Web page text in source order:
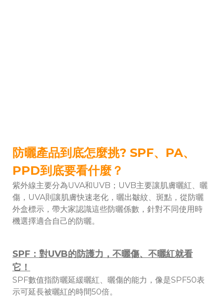
防曬產品到底怎麼挑? SPF、PA、
PPD到底要看什麼？
紫外線主要分為UVA和UVB；UVB主要讓肌膚曬紅、曬
傷，UVA則讓肌膚快速老化，曬出皺紋、斑點，從防曬
外盒標示，帶大家認識這些防曬係數，針對不同使用時
機選擇適合自己的防曬。
SPF：對UVB的防護力，不曬傷、不曬紅就看
它！
SPF數值指防曬延緩曬紅、曬傷的能力，像是SPF50表
示可延長被曬紅的時間50倍。